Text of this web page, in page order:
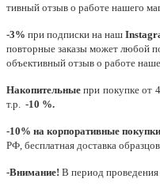
тивный отзыв о работе нашего
-3% при подписки на наш
повторные заказы может любой
объективный отзыв о работе
Накопительные при покупке от
т.р. -10 %.
-10% на корпоративные
РФ, бесплатная доставка
-Внимание! В период проведения